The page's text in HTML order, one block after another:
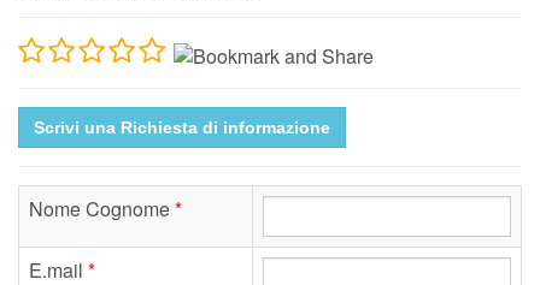
Scrivi una Richiesta di informazione
Nome Cognome*
E.mail *